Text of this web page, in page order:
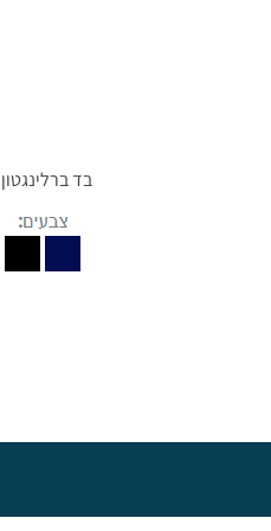
בד ברלינגטון